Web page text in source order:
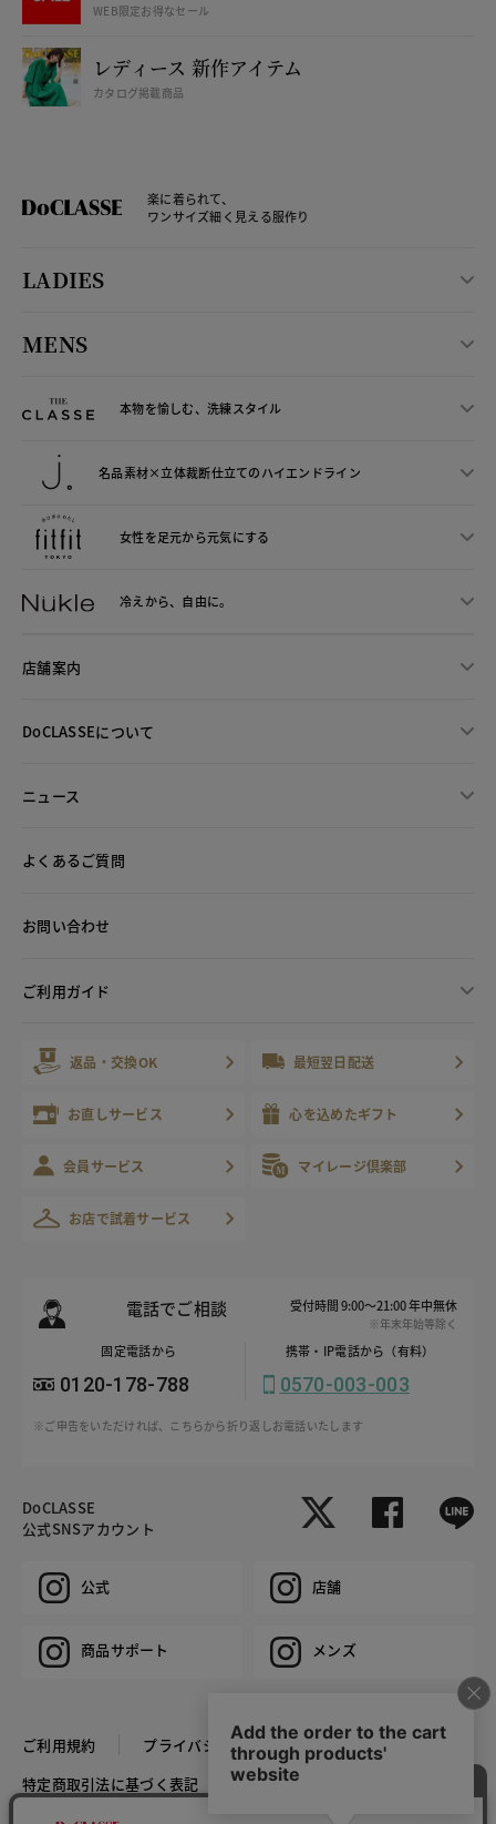
WEB限定お得なセール
レディース 新作アイテム
カタログ掲載商品
楽に着られて、
ワンサイズ細く見える服作り
LADIES
MENS
本物を愉しむ、洗練スタイル
名品素材×立体裁断仕立てのハイエンドライン
女性を足元から元気にする
冷えから、 自由に。
店舗案内
DoCLASSEについて
ニュース
よくあるご質問
お問い合わせ
ご利用ガイド
返品・交換OK 最短翌日配送
お直しサービス 心を込めたギフト
会員サービス マイレージ倶楽部
お店で試着サービス
電話でご相談 受付時間 9:00～21:00 年中無休
※年末年始等除く
固定電話から
0120-178-788
携帯・IP電話から（有料）
0570-003-003
※ご申告をいただければ、こちらから折り返しお電話いたします
DoCLASSE
公式SNSアカウント
公式 店舗
商品サポート メンズ
ご利用規約
プライバシーポリシー
特定商取引法に基づく表記
推奨環境
COPYRIGHT © DoCLASSE ALL RIGHTS RESERVED.